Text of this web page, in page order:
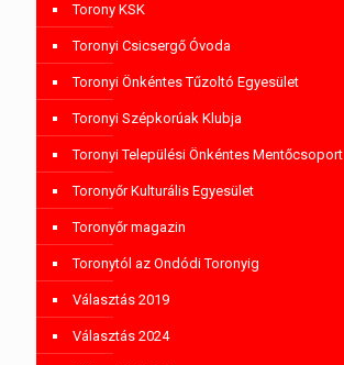
Torony KSK
Toronyi Csicsergő Óvoda
Toronyi Önkéntes Tűzoltó Egyesület
Toronyi Szépkorúak Klubja
Toronyi Települési Önkéntes Mentőcsoport
Toronyőr Kulturális Egyesület
Toronyőr magazin
Toronytól az Ondódi Toronyig
Választás 2019
Választás 2024